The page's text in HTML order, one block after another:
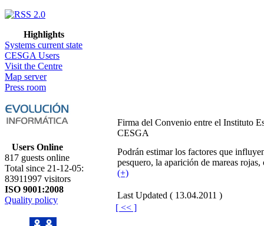
Highlights
Systems current state
CESGA Users
Visit the Centre
Map server
Press room
Users Online
817 guests online
Total since 21-12-05:
83911997 visitors
ISO 9001:2008
Quality policy
Firma del Convenio entre el Instituto
CESGA
Podrán estimar los factores que
pesquero, la aparición de mareas
(+)
Last Updated ( 13.04.2011 )
[ << ]